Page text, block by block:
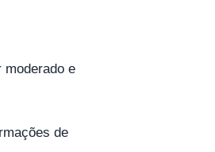
moderado e
de